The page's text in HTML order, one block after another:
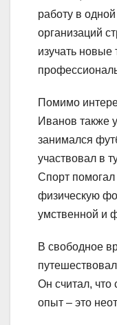
работу в
организаций
изучать новые
Помимо
Иванов также
занимался
участвовал в
Спорт
физическую
умственной и
В свободное
Он считал,
опыт – это